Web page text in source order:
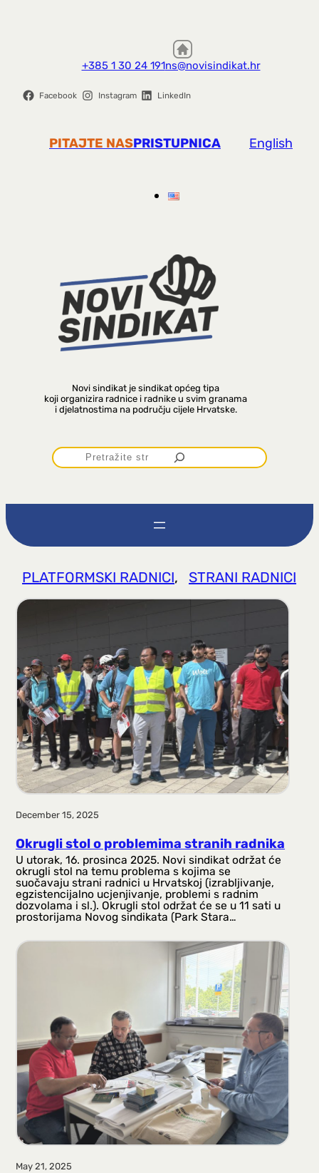
+385 1 30 24 191ns@novisindikat.hr
Facebook Instagram LinkedIn
PITAJTE NASPRISTUPNICA English
Novi sindikat je sindikat općeg tipa
koji organizira radnice i radnike u svim granama
i djelatnostima na području cijele Hrvatske.
P
r
t
r
g
a
PLATFORMSKI RADNICI, STRANI RADNICI
December 15, 2025
Okrugli stol o problemima stranih radnika
U utorak, 16. prosinca 2025. Novi sindikat održat će
okrugli stol na temu problema s kojima se
suočavaju strani radnici u Hrvatskoj (izrabljivanje,
egzistencijalno ucjenjivanje, problemi s radnim
dozvolama i sl.). Okrugli stol održat će se u 11 sati u
prostorijama Novog sindikata (Park Stara…
May 21, 2025